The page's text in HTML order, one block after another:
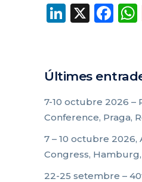
X
Últimes
7-10 octubre 2026 –
Conference, Praga,
7 – 10 octubre 2026,
Congress,
22-25 setembre –